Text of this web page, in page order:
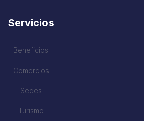
Servicios
Beneficios
Comercios
Sedes
Turismo